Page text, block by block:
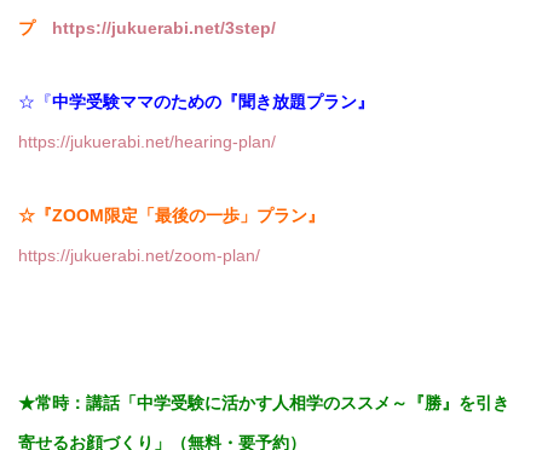
プ https://jukuerabi.net/3step/
☆『中学受験ママのための『聞き放題プラン』
https://jukuerabi.net/hearing-plan/
☆『ZOOM限定「最後の一歩」プラン』
https://jukuerabi.net/zoom-plan/
★常時：講話「中学受験に活かす人相学のススメ～『勝』を引き
寄せるお顔づくり」（無料・要予約）